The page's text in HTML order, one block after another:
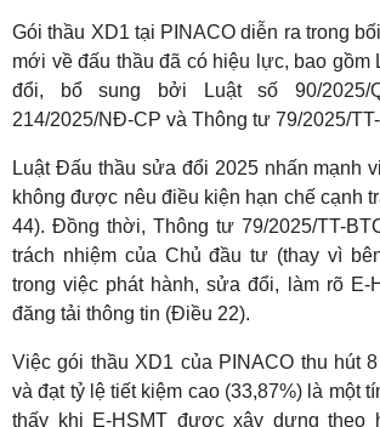
Gói thầu XD1 tại PINACO diễn ra trong
mới về đấu thầu đã có hiệu lực, bao gồm
đổi, bổ sung bởi Luật số 90/2025/
214/2025/NĐ-CP và Thông tư 79/2025/
Luật Đấu thầu sửa đổi 2025 nhấn mạnh
không được nêu điều kiện hạn chế cạnh
44). Đồng thời, Thông tư 79/2025/TT-
trách nhiệm của Chủ đầu tư (thay vì
trong việc phát hành, sửa đổi, làm rõ E-
đăng tải thông tin (Điều 22).
Việc gói thầu XD1 của PINACO thu hút
và đạt tỷ lệ tiết kiệm cao (33,87%) là một
thấy khi E-HSMT được xây dựng theo